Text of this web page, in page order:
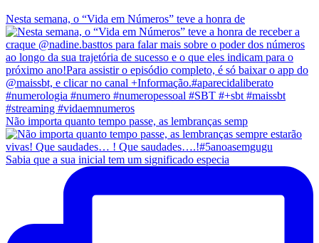
Nesta semana, o “Vida em Números” teve a honra de
Não importa quanto tempo passe, as lembranças semp
Sabia que a sua inicial tem um significado especia